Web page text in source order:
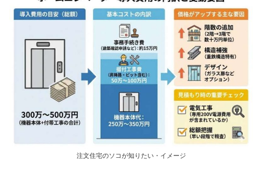
注文住宅のソコが知りたい・イメージ